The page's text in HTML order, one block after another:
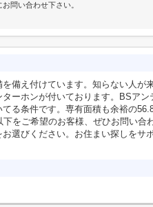
問い合わせ下さい。
備え付けています。知らない人が
ーホンが付いております。BSアン
る条件です。専有面積も余裕の
をご希望のお客様、ぜひお問い合
選びください。お住まい探しをサ